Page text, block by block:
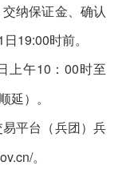
纳保证金、确认
19:00时前。
上午10：00时至
）。
平台（兵团）兵
。